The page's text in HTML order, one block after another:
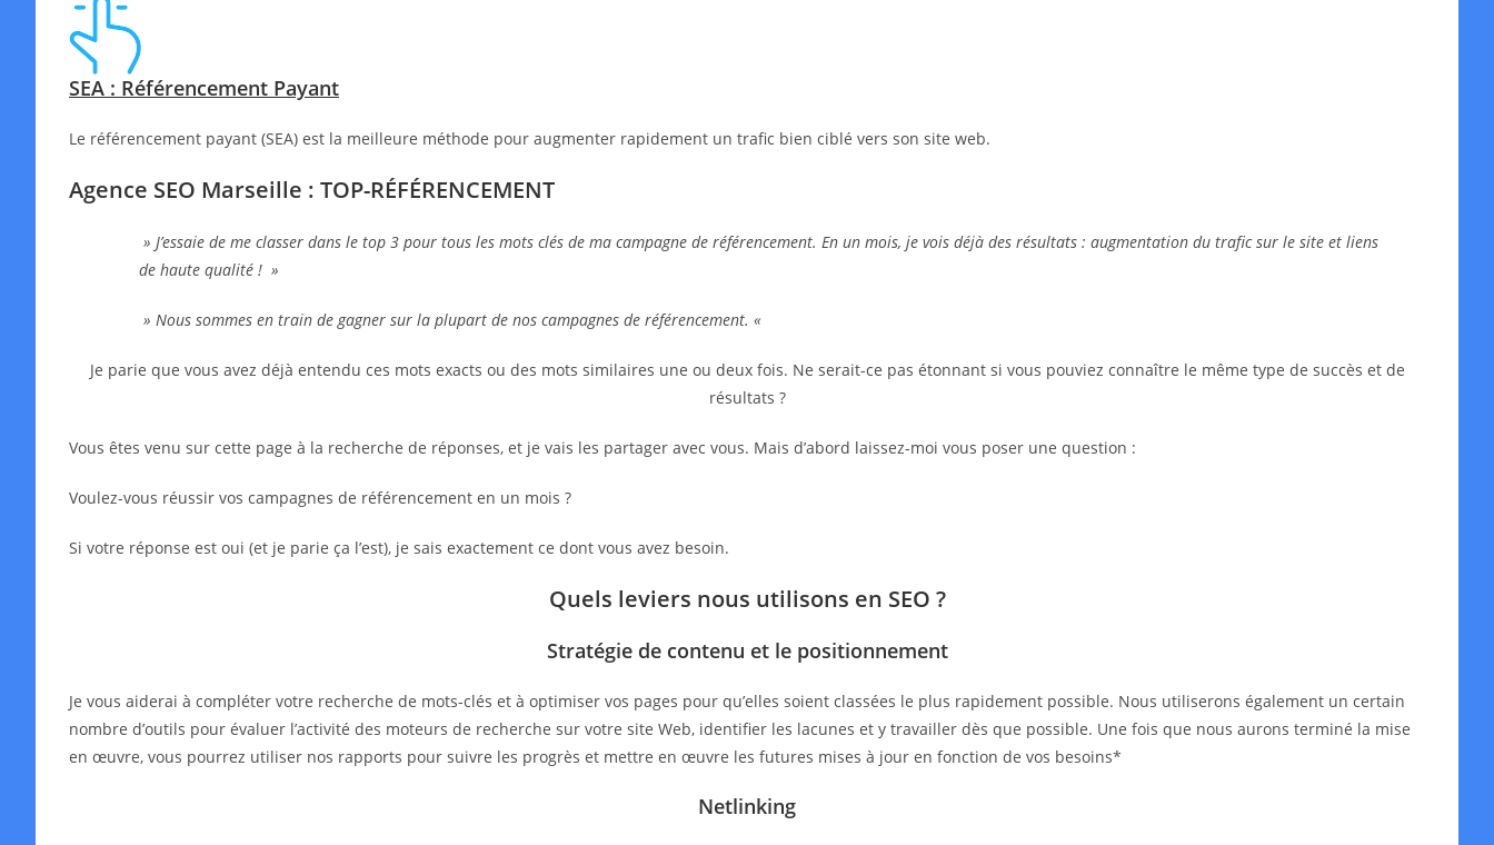
SEA : Référencement Payant
Le référencement payant (SEA) est la meilleure méthode pour augmenter rapidement un trafic bien ciblé vers son site web.
Agence SEO Marseille : TOP-RÉFÉRENCEMENT
» J’essaie de me classer dans le top 3 pour tous les mots clés de ma campagne de référencement. En un mois, je vois déjà des résultats : augmentation du trafic sur le site et liens
de haute qualité ! »
» Nous sommes en train de gagner sur la plupart de nos campagnes de référencement. «
Je parie que vous avez déjà entendu ces mots exacts ou des mots similaires une ou deux fois. Ne serait-ce pas étonnant si vous pouviez connaître le même type de succès et de
résultats ?
Vous êtes venu sur cette page à la recherche de réponses, et je vais les partager avec vous. Mais d’abord laissez-moi vous poser une question :
Voulez-vous réussir vos campagnes de référencement en un mois ?
Si votre réponse est oui (et je parie ça l’est), je sais exactement ce dont vous avez besoin.
Quels leviers nous utilisons en SEO ?
Stratégie de contenu et le positionnement
Je vous aiderai à compléter votre recherche de mots-clés et à optimiser vos pages pour qu’elles soient classées le plus rapidement possible. Nous utiliserons également un certain
nombre d’outils pour évaluer l’activité des moteurs de recherche sur votre site Web, identifier les lacunes et y travailler dès que possible. Une fois que nous aurons terminé la mise
en œuvre, vous pourrez utiliser nos rapports pour suivre les progrès et mettre en œuvre les futures mises à jour en fonction de vos besoins*
Netlinking